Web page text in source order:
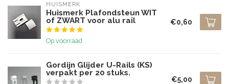
HUISMERK
Huismerk Plafondsteun WIT
of ZWART voor alu rail
Op voorraad
€0,60
Gordijn Glijder U-Rails (KS)
verpakt per 20 stuks.
€5,00